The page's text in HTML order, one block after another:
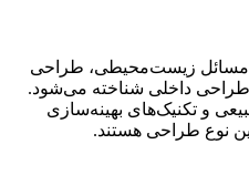
مسائل زیست‌محیطی، طراحی
طراحی داخلی شناخته می‌شود.
و تکنیک‌های بهینه‌سازی
نوع طراحی هستند.